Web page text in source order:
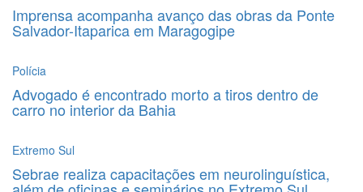
Imprensa acompanha avanço das obras da Ponte
Salvador-Itaparica em Maragogipe
Polícia
Advogado é encontrado morto a tiros dentro de
carro no interior da Bahia
Extremo Sul
Sebrae realiza capacitações em neurolinguística,